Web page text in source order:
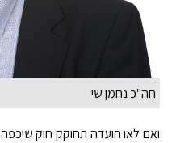
חה"כ נחמן שי
ואם לאו הועדה תחוקק חוק